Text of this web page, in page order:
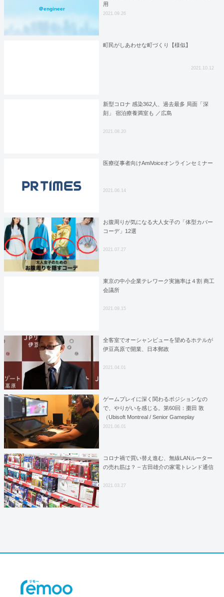
＠engineer
用
2021.09.26
町民がしあわせな町づくり【様似】
2021.10.12
新型コロナ 感染362人、過去最多 局面「深
刻」 宿泊療養満室も ／広島
2021.08.20
医療従事者向けAmiVoiceオンラインセミナー
2021.06.14
お腹周りが気になる大人女子の「体型カバー
コーデ」12選
2021.07.27
東京の中小企業テレワーク実施率は４割 商工
会議所
2021.09.15
全客室でオーシャンビューを望めるホテルが
伊豆高原で開業、日本郵政
2021.04.01
ゲームプレイに深く関わるポジションなの
で、やりがいを感じる。第60回：棗田 敦
（Ubisoft Montreal / Senior Gameplay
Animator） – 連載
2021.06.01
コロナ禍で買い替え進む、無線LANルーター
の売れ筋は？ – 古田雄介の家電トレンド通信
2021.03.27